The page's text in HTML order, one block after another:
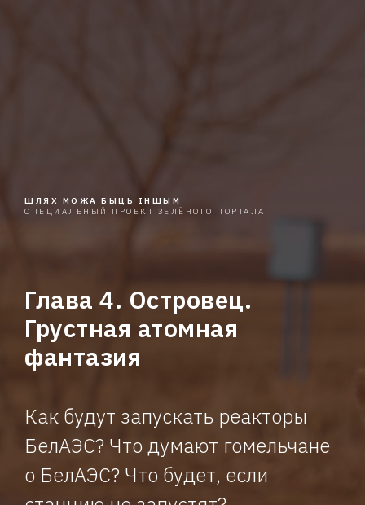
ШЛЯХ МОЖА БЫЦЬ ІНШЫМ
СПЕЦИАЛЬНЫЙ ПРОЕКТ ЗЕЛЁНОГО ПОРТАЛА
Глава 4. Островец.
Грустная атомная
фантазия
Как будут запускать реакторы
БелАЭС? Что думают гомельчане
о БелАЭС? Что будет, если